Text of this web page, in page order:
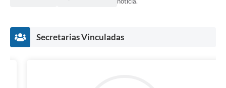
Secretarias Vinculadas